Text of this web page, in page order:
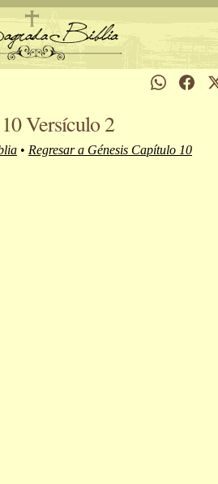
Versículo 2
• Regresar a Génesis Capítulo 10